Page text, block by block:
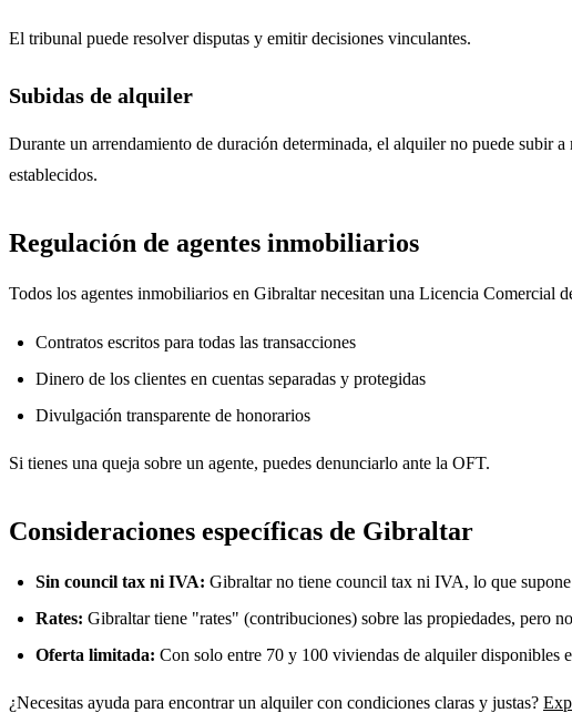
El tribunal puede resolver disputas y emitir decisiones vinculantes.
Subidas de alquiler
Durante un arrendamiento de duración determinada, el alquiler no puede subir
establecidos.
Regulación de agentes inmobiliarios
Todos los agentes inmobiliarios en Gibraltar necesitan una Licencia Comercial
Contratos escritos para todas las transacciones
Dinero de los clientes en cuentas separadas y protegidas
Divulgación transparente de honorarios
Si tienes una queja sobre un agente, puedes denunciarlo ante la OFT.
Consideraciones específicas de Gibraltar
Sin council tax ni IVA: Gibraltar no tiene council tax ni IVA, lo que
Rates: Gibraltar tiene "rates" (contribuciones) sobre las propiedades, pero
Oferta limitada: Con solo entre 70 y 100 viviendas de alquiler disponibles
¿Necesitas ayuda para encontrar un alquiler con condiciones claras y justas?